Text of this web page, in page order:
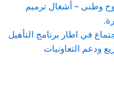
وطنى – أشغال ترميم
في اطار برنامج التأهيل
ودعم التعاونيات